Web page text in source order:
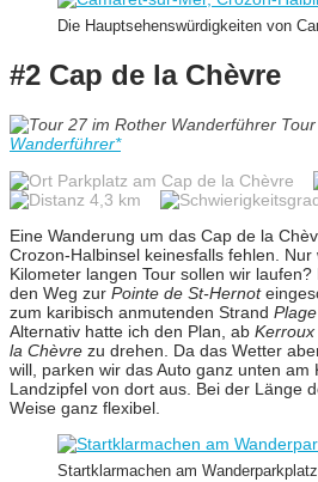
Die Hauptsehenswürdigkeiten von
#2 Cap de la Chèvre
Wanderführer*
Parkplatz am Cap de la Chèvre
4,3 km
Eine Wanderung um das Cap de la
Crozon-Halbinsel keinesfalls fehlen. Nur
Kilometer langen Tour sollen wir
den Weg zur Pointe de St-Hernot
zum karibisch anmutenden Strand
Alternativ hatte ich den Plan, ab Kerroux
la Chèvre zu drehen. Da das Wetter
will, parken wir das Auto ganz unten am
Landzipfel von dort aus. Bei der Länge
Weise ganz flexibel.
Startklarmachen am Wanderparkplatz